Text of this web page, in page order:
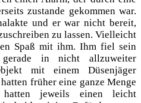
zustande gekommen war.
und er war nicht bereit,
zu lassen. Vielleicht
Spaß mit ihm. Ihm fiel sein
in nicht allzuweiter
mit einem Düsenjäger
früher eine ganze Menge
jeweils einen leicht